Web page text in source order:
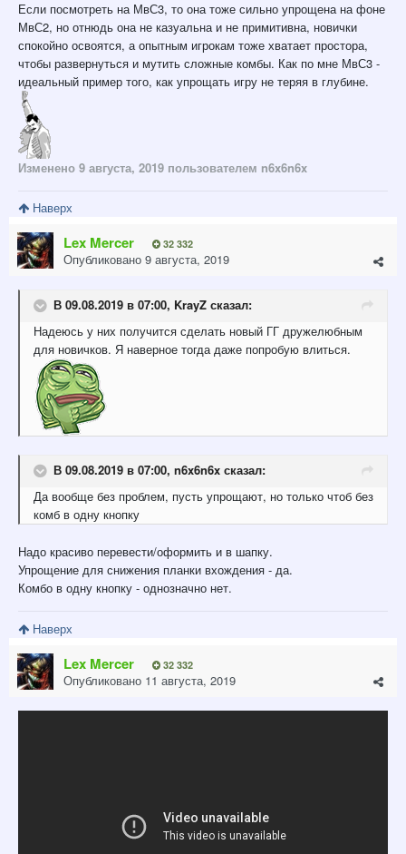
Если посмотреть на МвС3, то она тоже сильно упрощена на фоне
МвС2, но отнюдь она не казуальна и не примитивна, новички
спокойно освоятся, а опытным игрокам тоже хватает простора,
чтобы развернуться и мутить сложные комбы. Как по мне МвС3 -
идеальный пример того, как упрощать игру не теряя в глубине.
Изменено 9 августа, 2019 пользователем n6x6n6x
Наверх
Lex Mercer 32 332
Опубликовано 9 августа, 2019
В 09.08.2019 в 07:00, KrayZ сказал:
Надеюсь у них получится сделать новый ГГ дружелюбным
для новичков. Я наверное тогда даже попробую влиться.
В 09.08.2019 в 07:00, n6x6n6x сказал:
Да вообще без проблем, пусть упрощают, но только чтоб без
комб в одну кнопку
Надо красиво перевести/оформить и в шапку.
Упрощение для снижения планки вхождения - да.
Комбо в одну кнопку - однозначно нет.
Наверх
Lex Mercer 32 332
Опубликовано 11 августа, 2019